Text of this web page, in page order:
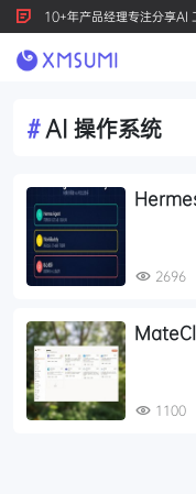
10+年产品经理专注分享
产品创新，按 Ctrl+D 收藏
#AI 操作系统
2696
1100